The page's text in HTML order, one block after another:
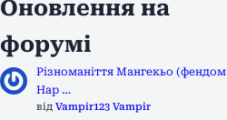
Оновлення на
форумі
Різноманіття Мангекьо (фендом
Нар …
від Vampir123 Vampir